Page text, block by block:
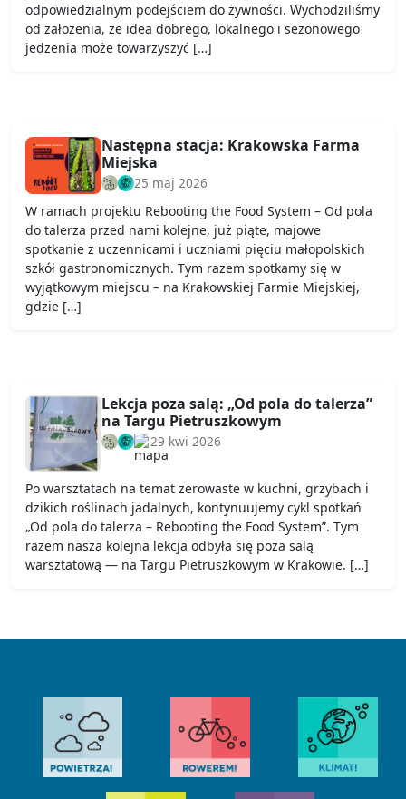
odpowiedzialnym podejściem do żywności. Wychodziliśmy
od założenia, że idea dobrego, lokalnego i sezonowego
jedzenia może towarzyszyć […]
Następna stacja: Krakowska Farma
Miejska
25 maj 2026
W ramach projektu Rebooting the Food System – Od pola
do talerza przed nami kolejne, już piąte, majowe
spotkanie z uczennicami i uczniami pięciu małopolskich
szkół gastronomicznych. Tym razem spotkamy się w
wyjątkowym miejscu – na Krakowskiej Farmie Miejskiej,
gdzie […]
Lekcja poza salą: „Od pola do talerza”
na Targu Pietruszkowym
29 kwi 2026
Po warsztatach na temat zerowaste w kuchni, grzybach i
dzikich roślinach jadalnych, kontynuujemy cykl spotkań
„Od pola do talerza – Rebooting the Food System”. Tym
razem nasza kolejna lekcja odbyła się poza salą
warsztatową — na Targu Pietruszkowym w Krakowie. […]